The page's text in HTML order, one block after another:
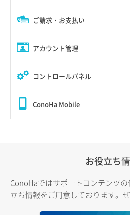
ご請求・お支払い
アカウント管理
コントロールパネル
ConoHa Mobile
お役立ち
ConoHaではサポートコンテンツ
立ち情報をご用意しております。